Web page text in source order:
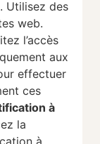
Utilisez des
web.
l’accès
aux
effectuer
ces
à
la
à